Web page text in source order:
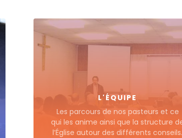
L'ÉQUIPE
Les parcours de nos pasteurs et ce
qui les anime ainsi que la structure
l’Église autour des différents conseils.